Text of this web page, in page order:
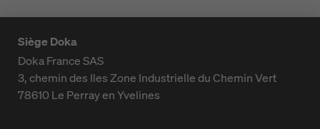
Siège Doka
Doka France SAS
3, chemin des IlesZone Industrielle du Chemin Vert
78610Le Perray en Yvelines